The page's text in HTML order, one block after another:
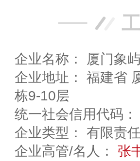
企业名称： 厦门象
企业地址： 福建省 厦门市 象屿路81号象屿集团大厦A
栋9-10层
统一社会信用代码
企业类型： 有限责
企业高管/名人： 张